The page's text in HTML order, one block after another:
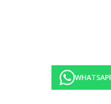
určuje hotel a mohou se
nápoje a místní rozlévané
tvrdý alkohol, místní výroby